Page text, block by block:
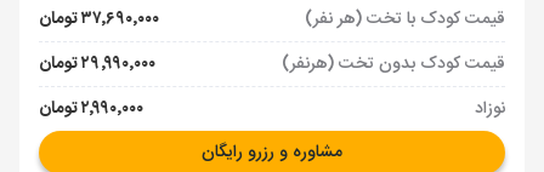
قیمت کودک با تخت (هر نفر)
۳۷٬۶۹۰٬۰۰۰ تومان
قیمت کودک بدون تخت (هرنفر)
۲۹٬۹۹۰٬۰۰۰ تومان
نوزاد
۲٬۹۹۰٬۰۰۰ تومان
مشاوره و رزرو رایگان